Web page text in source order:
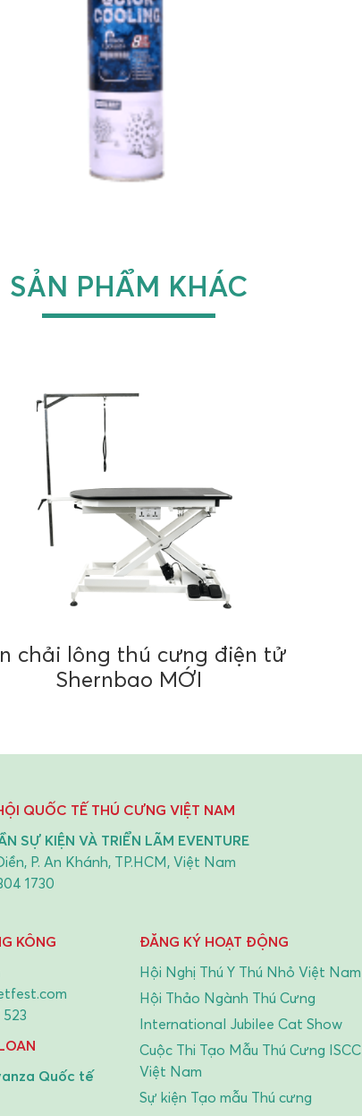
SẢN PHẨM KHÁC
chải lông thú cưng điện tử
Shernbao MỚI
QUỐC TẾ THÚ CƯNG VIỆT NAM
SỰ KIỆN VÀ TRIỂN LÃM EVENTURE
P. An Khánh, TP.HCM, Việt Nam
1730
KÔNG
Quốc tế
ĐĂNG KÝ HOẠT ĐỘNG
Hội Nghị Thú Y Thú Nhỏ Việt Nam
Hội Thảo Ngành Thú Cưng
International Jubilee Cat Show
Cuộc Thi Tạo Mẫu Thú Cưng ISCC
Việt Nam
Sự kiện Tạo mẫu Thú cưng